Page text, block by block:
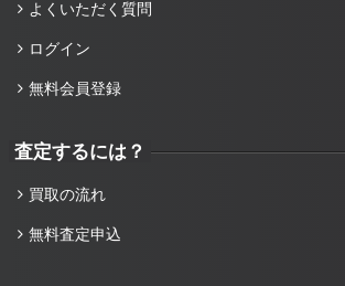
よくいただく質問
ログイン
無料会員登録
査定するには？
買取の流れ
無料査定申込